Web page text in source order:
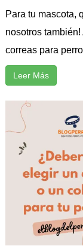
Para tu mascota,
nosotros
correas para
Leer Más